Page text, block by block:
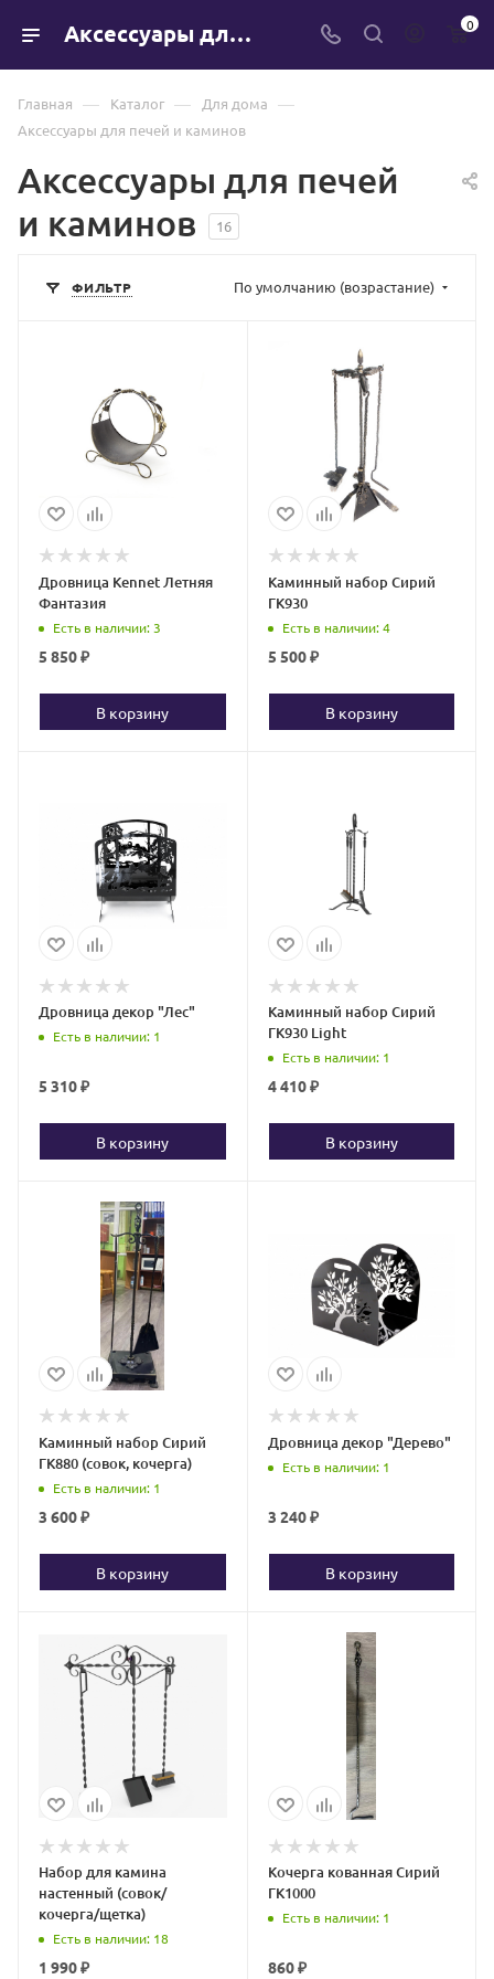
Аксессуары для печей и каминов 0
Главная — Каталог — Для дома —
Аксессуары для печей и каминов
Аксессуары для печей
и каминов
16
ФИЛЬТР По умолчанию (возрастание)
Дровница Kennet Летняя
Фантазия
Есть в наличии: 3
5 850₽
В корзину
Каминный набор Сирий
ГК930
Есть в наличии: 4
5 500₽
В корзину
Дровница декор "Лес"
Есть в наличии: 1
5 310₽
В корзину
Каминный набор Сирий
ГК930 Light
Есть в наличии: 1
4 410₽
В корзину
Каминный набор Сирий
ГК880 (совок, кочерга)
Есть в наличии: 1
3 600₽
В корзину
Дровница декор "Дерево"
Есть в наличии: 1
3 240₽
В корзину
Набор для камина
настенный (совок/
кочерга/щетка)
Есть в наличии: 18
1 990₽
Кочерга кованная Сирий
ГК1000
Есть в наличии: 1
860₽